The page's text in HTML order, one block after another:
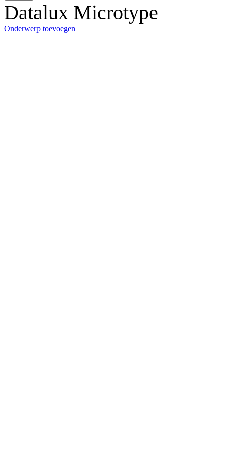
Datalux Microtype
Onderwerp toevoegen